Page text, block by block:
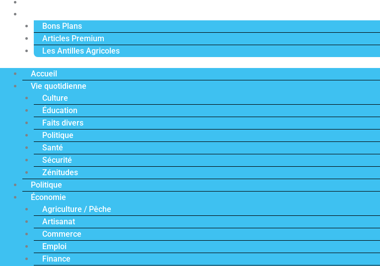
Bons Plans
Articles Premium
Les Antilles Agricoles
Accueil
Vie quotidienne
Culture
Éducation
Faits divers
Politique
Santé
Sécurité
Zénitudes
Politique
Économie
Agriculture / Pêche
Artisanat
Commerce
Emploi
Finance